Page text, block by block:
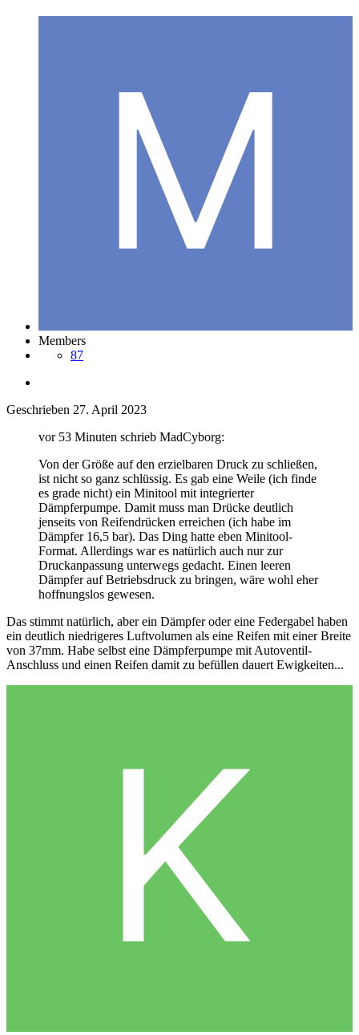
Members
87
Geschrieben 27. April 2023
vor 53 Minuten schrieb MadCyborg:
Von der Größe auf den erzielbaren Druck zu schließen,
ist nicht so ganz schlüssig. Es gab eine Weile (ich finde
es grade nicht) ein Minitool mit integrierter
Dämpferpumpe. Damit muss man Drücke deutlich
jenseits von Reifendrücken erreichen (ich habe im
Dämpfer 16,5 bar). Das Ding hatte eben Minitool-
Format. Allerdings war es natürlich auch nur zur
Druckanpassung unterwegs gedacht. Einen leeren
Dämpfer auf Betriebsdruck zu bringen, wäre wohl eher
hoffnungslos gewesen.
Das stimmt natürlich, aber ein Dämpfer oder eine Federgabel haben
ein deutlich niedrigeres Luftvolumen als eine Reifen mit einer Breite
von 37mm. Habe selbst eine Dämpferpumpe mit Autoventil-
Anschluss und einen Reifen damit zu befüllen dauert Ewigkeiten...